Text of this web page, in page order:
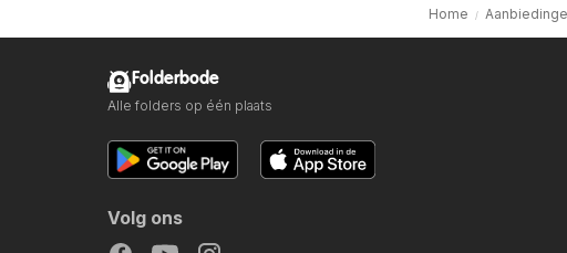
Home
Folderbode
Alle folders op één plaats
Volg ons